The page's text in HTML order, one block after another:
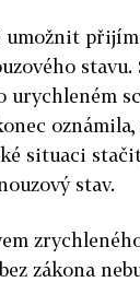
umožnit
stavu.
urychleném
situaci
stav.
zákona